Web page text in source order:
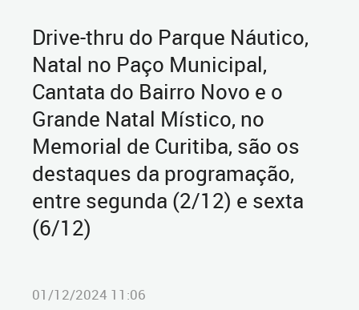
Drive-thru do Parque Náutico,
Natal no Paço Municipal,
Cantata do Bairro Novo e o
Grande Natal Místico, no
Memorial de Curitiba, são os
destaques da programação,
entre segunda (2/12) e sexta
(6/12)
01/12/2024 11:06